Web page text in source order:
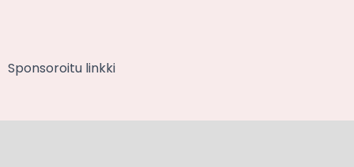
Sponsoroitu linkki